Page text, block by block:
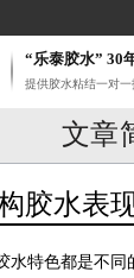
“乐泰胶水” 30
提供胶水粘结一对
文章
胶水表
水特色都是不同